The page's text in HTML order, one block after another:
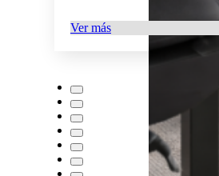
Ver más